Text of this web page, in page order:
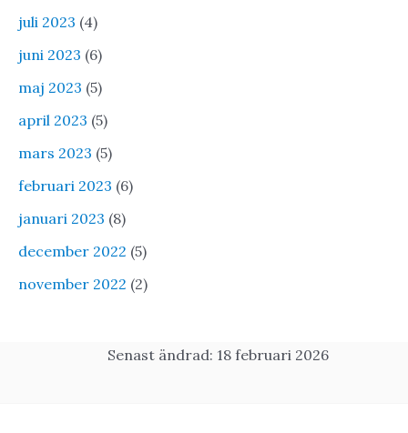
juli 2023 (4)
juni 2023 (6)
maj 2023 (5)
april 2023 (5)
mars 2023 (5)
februari 2023 (6)
januari 2023 (8)
december 2022 (5)
november 2022 (2)
Senast ändrad: 18 februari 2026